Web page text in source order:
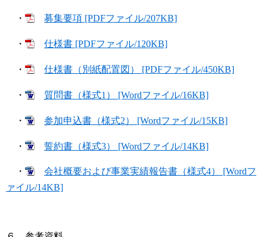
・ 募集要項 [PDFファイル/207KB]
・ 仕様書 [PDFファイル/120KB]
・ 仕様書（別紙配置図） [PDFファイル/450KB]
・ 質問書（様式1） [Wordファイル/16KB]
・ 参加申込書（様式2） [Wordファイル/15KB]
・ 誓約書（様式3） [Wordファイル/14KB]
・
会社概要および事業実績報告書（様式4） [Wordフ
ァイル/14KB]